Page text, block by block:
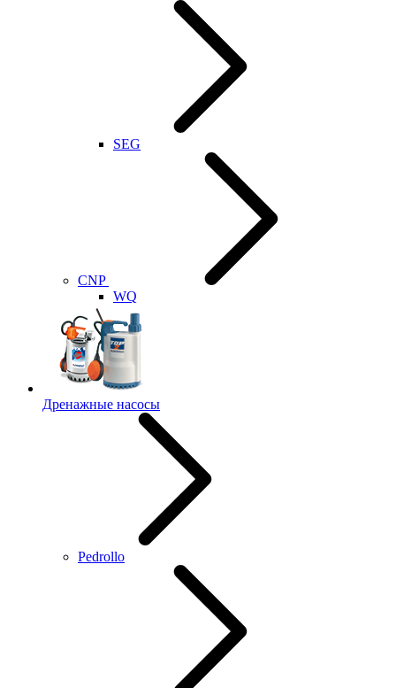
SEG
CNP
WQ
Дренажные насосы
Pedrollo